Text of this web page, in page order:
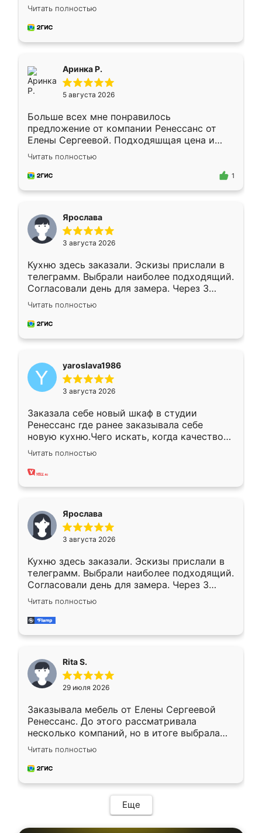
Замерщик приехал в субботу, подошёл к
делу со всей ответственностью. Собрали
за день, ребята работали аккуратно, даже
Читать полностью
Аринка Р.
5 августа 2026
Больше всех мне понравилось
предложение от компании Ренессанс от
Елены Сергеевой. Подходяшщая цена и
короткие сроки изготовления. Приехавший
для замера сотрудник Владислав
предложил по моему эскизу самый
Читать полностью
1
Ярослава
3 августа 2026
Кухню здесь заказали. Эскизы прислали в
телеграмм. Выбрали наиболее подходящий.
Согласовали день для замера. Через 3
недели кухня была уже готова. Остались
довольны работой. Спасибо Ренессанс
мебель за качественную работу!
Читать полностью
yaroslava1986
3 августа 2026
Заказала себе новый шкаф в студии
Ренессанс где ранее заказывала себе
новую кухню.Чего искать, когда качеством
вполне довольна. Служит кухня уже почти
два года, нареканий нет.
Читать полностью
Ярослава
3 августа 2026
Кухню здесь заказали. Эскизы прислали в
телеграмм. Выбрали наиболее подходящий.
Согласовали день для замера. Через 3
недели кухня была уже готова. Остались
довольны работой. Спасибо Ренессанс
мебель за качественную работу!
Читать полностью
Rita S.
29 июля 2026
Заказывала мебель от Елены Сергеевой
Ренессанс. До этого рассматривала
несколько компаний, но в итоге выбрала
эту. Сначала обговорили условия, потом
приехал замерщик, всё спокойно объяснил
и снял размеры. Изготовили в срок, с
мебель сразу встала на свое место без
каких-либо доработок. Качеством осталась
довольна, все выглядит так, как и ожидала.
Читать полностью
Еще